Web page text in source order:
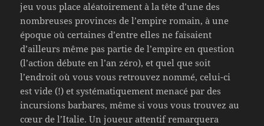
jeu vous place aléatoirement à la tête d’une des
nombreuses provinces de l’empire romain, à une
époque où certaines d’entre elles ne faisaient
d’ailleurs même pas partie de l’empire en question
(l’action débute en l’an zéro), et quel que soit
l’endroit où vous vous retrouvez nommé, celui-ci
est vide (!) et systématiquement menacé par des
incursions barbares, même si vous vous trouvez au
cœur de l’Italie. Un joueur attentif remarquera